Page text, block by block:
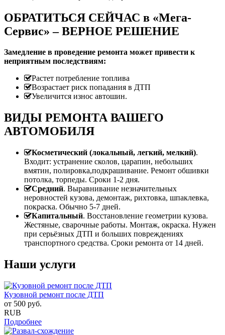
ОБРАТИТЬСЯ СЕЙЧАС в «Мега-
Сервис» – ВЕРНОЕ РЕШЕНИЕ
Замедление в проведение ремонта может привести к
неприятным последствиям:
Растет потребление топлива
Возрастает риск попадания в ДТП
Увеличится износ автошин.
ВИДЫ РЕМОНТА ВАШЕГО
АВТОМОБИЛЯ
Косметический (локальный, легкий, мелкий).
Входит: устранение сколов, царапин, небольших
вмятин, полировка,подкрашивание. Ремонт обшивки
потолка, торпеды. Сроки 1-2 дня.
Средний. Выравнивание незначительных
неровностей кузова, демонтаж, рихтовка, шпаклевка,
покраска. Обычно 5-7 дней.
Капитальный. Восстановление геометрии кузова.
Жестяные, сварочные работы. Монтаж, окраска. Нужен
при серьёзных ДТП и больших повреждениях
транспортного средства. Сроки ремонта от 14 дней.
Наши услуги
Кузовной ремонт после ДТП
от 500 руб.
RUB
Подробнее